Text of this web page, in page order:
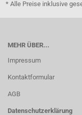
* Alle Preise inklusive
MEHR ÜBER...
Impressum
Kontaktformular
AGB
Datenschutzerklärung